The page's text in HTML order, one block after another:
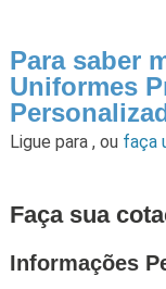
Para saber
Uniformes
Ligue para , ou faça
Faça sua
Informações